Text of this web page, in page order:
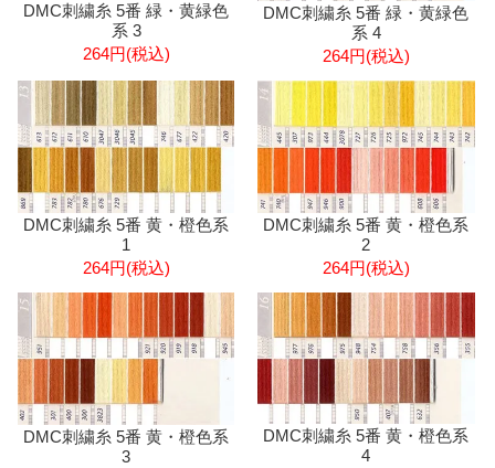
DMC刺繍糸 5番 緑・黄緑色
系 3
264円(税込)
DMC刺繍糸 5番 緑・黄緑色
系 4
264円(税込)
DMC刺繍糸 5番 黄・橙色系
1
264円(税込)
DMC刺繍糸 5番 黄・橙色系
2
264円(税込)
DMC刺繍糸 5番 黄・橙色系
3
DMC刺繍糸 5番 黄・橙色系
4